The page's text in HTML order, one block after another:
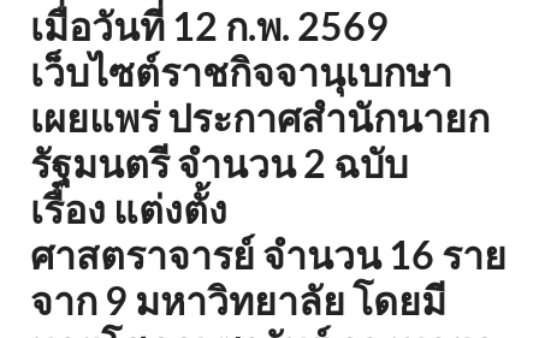
เมื่อวันที่ 12 ก.พ. 2569
เว็บไซต์ราชกิจจานุเบกษา
เผยแพร่ ประกาศสำนักนายก
รัฐมนตรี จำนวน 2 ฉบับ
เรื่อง แต่งตั้ง
ศาสตราจารย์ จำนวน 16 ราย
จาก 9 มหาวิทยาลัย โดยมี